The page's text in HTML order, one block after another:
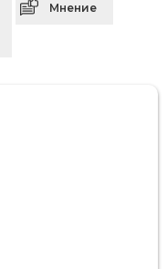
Мнение